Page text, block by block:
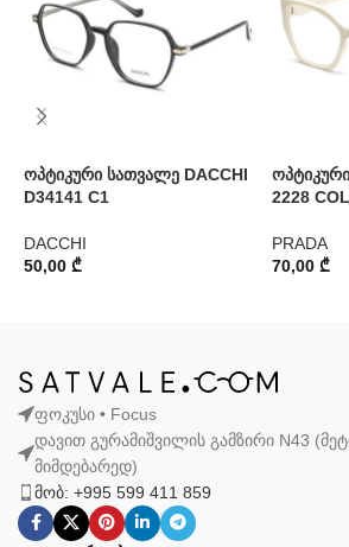
ოპტიკური სათვალე DACCHI
D34141 C1
DACCHI
50,00 ₾
2228
PRADA
70,00 ₾
ფოკუსი • Focus
დავით გურამიშვილის გამზირი N43
მიმდებარედ)
მობ: +995 599 411 859